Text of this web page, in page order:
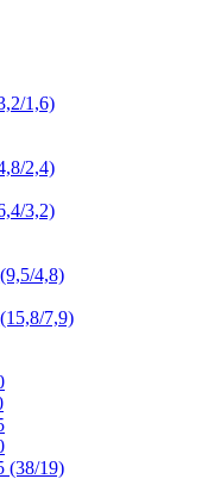
1,6)
2,4)
3,2)
4,8)
7,9)
(38/19)